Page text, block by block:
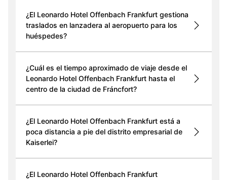
¿El Leonardo Hotel Offenbach Frankfurt gestiona
traslados en lanzadera al aeropuerto para los
huéspedes?
¿Cuál es el tiempo aproximado de viaje desde el
Leonardo Hotel Offenbach Frankfurt hasta el
centro de la ciudad de Fráncfort?
¿El Leonardo Hotel Offenbach Frankfurt está a
poca distancia a pie del distrito empresarial de
Kaiserlei?
¿El Leonardo Hotel Offenbach Frankfurt